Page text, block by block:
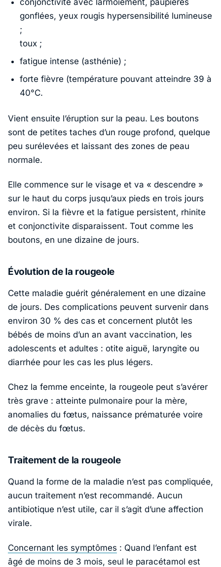
gonflées, yeux rougis hypersensibilité lumineuse
;
toux ;
fatigue intense (asthénie) ;
forte fièvre (température pouvant atteindre 39 à
40°C.
Vient ensuite l’éruption sur la peau. Les boutons
sont de petites taches d’un rouge profond, quelque
peu surélevées et laissant des zones de peau
normale.
Elle commence sur le visage et va « descendre »
sur le haut du corps jusqu’aux pieds en trois jours
environ. Si la fièvre et la fatigue persistent, rhinite
et conjonctivite disparaissent. Tout comme les
boutons, en une dizaine de jours.
Évolution de la rougeole
Cette maladie guérit généralement en une dizaine
de jours. Des complications peuvent survenir dans
environ 30 % des cas et concernent plutôt les
bébés de moins d’un an avant vaccination, les
adolescents et adultes : otite aiguë, laryngite ou
diarrhée pour les cas les plus légers.
Chez la femme enceinte, la rougeole peut s’avérer
très grave : atteinte pulmonaire pour la mère,
anomalies du fœtus, naissance prématurée voire
de décès du fœtus.
Traitement de la rougeole
Quand la forme de la maladie n’est pas compliquée,
aucun traitement n’est recommandé. Aucun
antibiotique n’est utile, car il s’agit d’une affection
virale.
Concernant les symptômes : Quand l’enfant est
âgé de moins de 3 mois, seul le paracétamol est